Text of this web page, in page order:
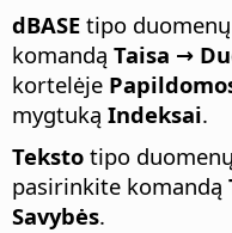
dBASE tipo
komandą Taisa →
kortelėje
mygtuką Indeksai.
Teksto tipo
pasirinkite komandą
Savybės.